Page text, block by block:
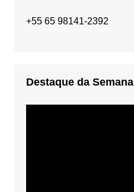
+55 65 98141-2392
Destaque da Semana